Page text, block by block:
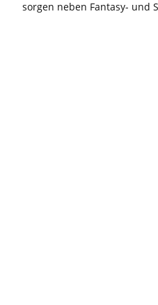
sorgen neben Fantasy- und